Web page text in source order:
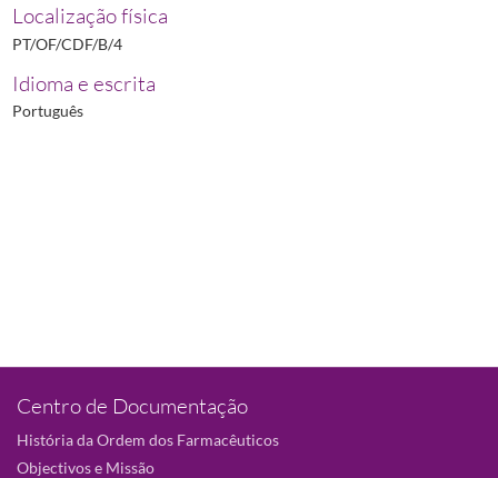
Localização física
PT/OF/CDF/B/4
Idioma e escrita
Português
Centro de Documentação
História da Ordem dos Farmacêuticos
Objectivos e Missão